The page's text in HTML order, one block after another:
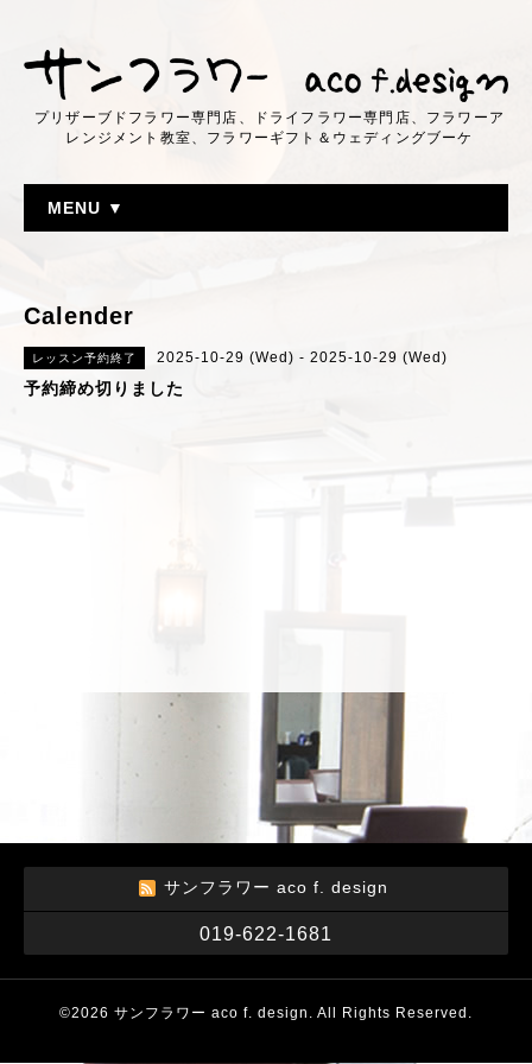
プリザーブドフラワー専門店、ドライフラワー専門店、フラワーア
レンジメント教室、フラワーギフト＆ウェディングブーケ
MENU ▼
Calender
レッスン予約終了 2025-10-29 (Wed) - 2025-10-29 (Wed)
予約締め切りました
サンフラワー aco f. design
019-622-1681
©2026 サンフラワー aco f. design . All Rights Reserved.